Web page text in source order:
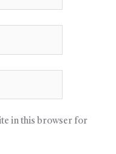
in this browser for